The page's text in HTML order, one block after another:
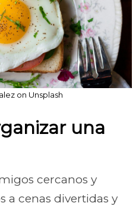
on Unsplash
una
cercanos y
a cenas divertidas y